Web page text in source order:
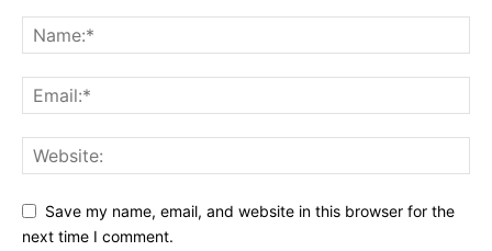
Save my name, email, and website in this browser for the
next time I comment.